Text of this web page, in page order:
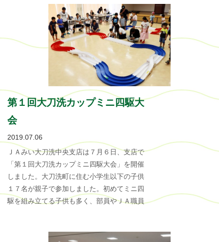
第１回大刀洗カップミニ四駆大
会
2019.07.06
ＪＡみい大刀洗中央支店は７月６日、支店で
「第１回大刀洗カップミニ四駆大会」を開催
しました。大刀洗町に住む小学生以下の子供
１７名が親子で参加しました。初めてミニ四
駆を組み立てる子供も多く、部員やＪＡ職員